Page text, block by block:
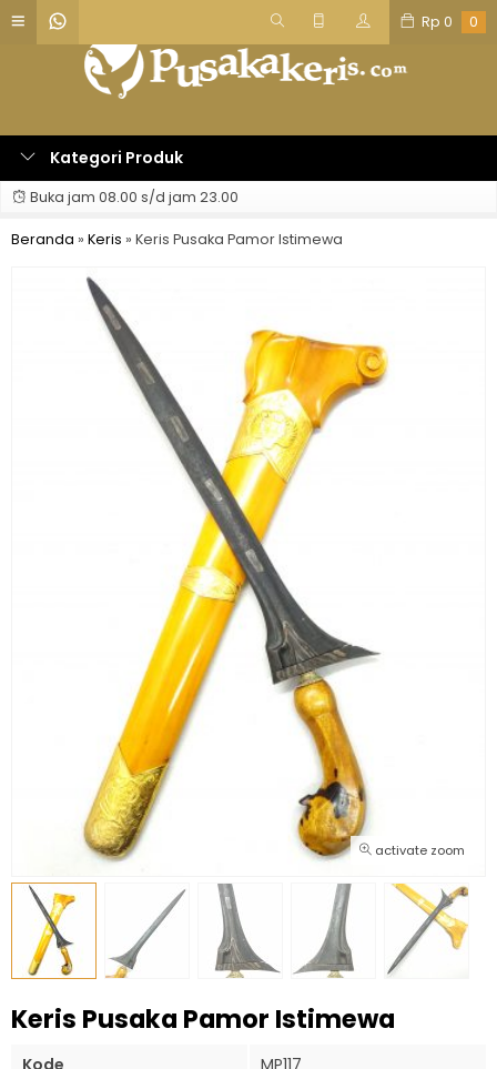
Rp 0 0
Kategori Produk
Buka jam 08.00 s/d jam 23.00
Beranda » Keris » Keris Pusaka Pamor Istimewa
activate zoom
Keris Pusaka Pamor Istimewa
Kode
MP117